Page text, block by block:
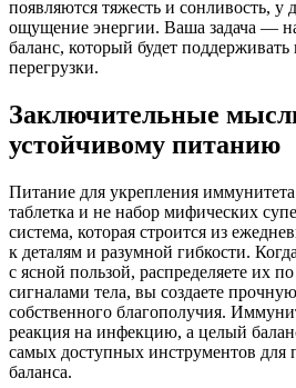
появляются тяжесть и сонливость, у
ощущение энергии. Ваша задача —
баланс, который будет
перегрузки.
Заключительные
устойчивому питанию
Питание для укрепления
таблетка и не набор мифических
система, которая строится из
к деталям и разумной гибкости.
с ясной пользой, распределяете их
сигналами тела, вы создаете
собственного благополучия.
реакция на инфекцию, а целый
самых доступных инструментов для
баланса.